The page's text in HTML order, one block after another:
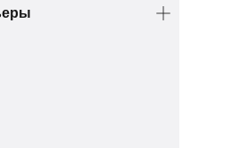
чтобы прояснить
темы и задания
и стажировки
чтобы наработать опыт
свои скиллы работодателям